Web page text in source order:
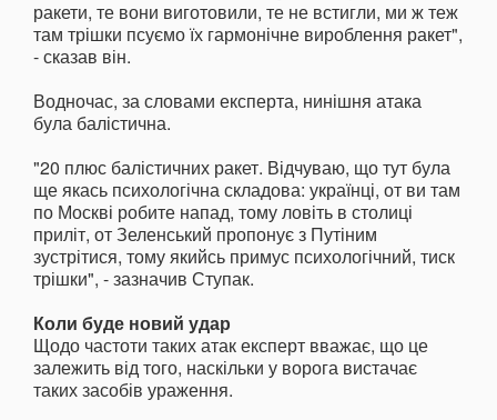
ракети, те вони виготовили, те не встигли, ми ж теж
там трішки псуємо їх гармонічне вироблення ракет",
- сказав він.
Водночас, за словами експерта, нинішня атака
була балістична.
"20 плюс балістичних ракет. Відчуваю, що тут була
ще якась психологічна складова: українці, от ви там
по Москві робите напад, тому ловіть в столиці
приліт, от Зеленський пропонує з Путіним
зустрітися, тому якийсь примус психологічний, тиск
трішки", - зазначив Ступак.
Коли буде новий удар
Щодо частоти таких атак експерт вважає, що це
залежить від того, наскільки у ворога вистачає
таких засобів ураження.